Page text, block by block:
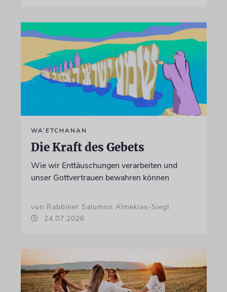
WA’ETCHANAN
Die Kraft des Gebets
Wie wir Enttäuschungen verarbeiten und
unser Gottvertrauen bewahren können
von Rabbiner Salomon Almekias-Siegl
24.07.2026